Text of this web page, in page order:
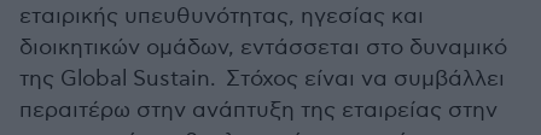
εταιρικής υπευθυνότητας, ηγεσίας και
διοικητικών ομάδων, εντάσσεται στο δυναμικό
της Global Sustain. Στόχος είναι να συμβάλλει
περαιτέρω στην ανάπτυξη της εταιρείας στην